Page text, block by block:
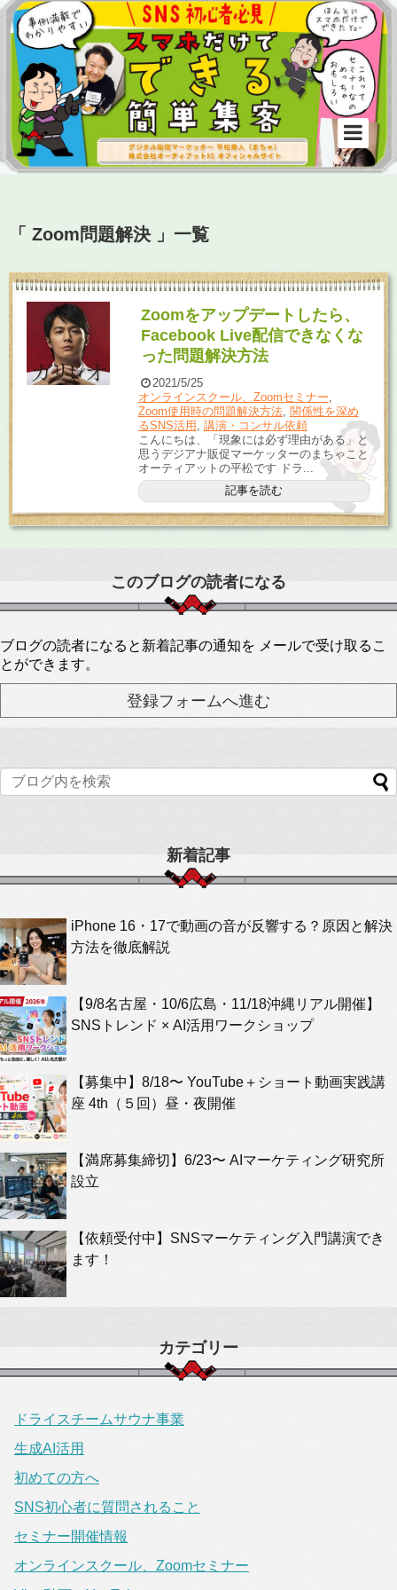
「 Zoom問題解決 」一覧
Zoomをアップデートしたら、
Facebook Live配信できなくな
った問題解決方法
2021/5/25
オンラインスクール、Zoomセミナー,
Zoom使用時の問題解決方法, 関係性を深め
るSNS活用 , 講演・コンサル依頼
こんにちは、「現象には必ず理由がある」と
思うデジアナ販促マーケッターのまちゃこと
オーティアットの平松です ドラ...
記事を読む
このブログの読者になる
ブログの読者になると新着記事の通知を メールで受け取るこ
とができます。
新着記事
iPhone 16・17で動画の音が反響する？原因と解決
方法を徹底解説
【9/8名古屋・10/6広島・11/18沖縄リアル開催】
SNSトレンド × AI活用ワークショップ
【募集中】8/18〜 YouTube＋ショート動画実践講
座 4th（５回）昼・夜開催
【満席募集締切】6/23〜 AIマーケティング研究所
設立
【依頼受付中】SNSマーケティング入門講演でき
ます！
カテゴリー
ドライスチームサウナ事業
生成AI活用
初めての方へ
SNS初心者に質問されること
セミナー開催情報
オンラインスクール、Zoomセミナー